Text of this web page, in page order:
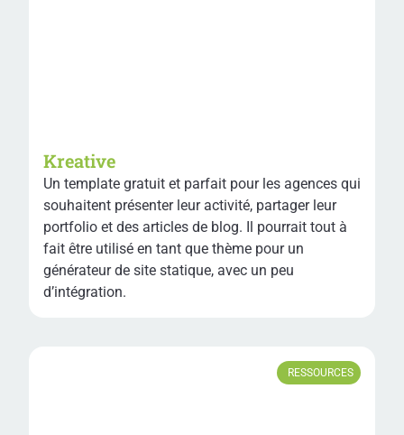
Kreative
Un template gratuit et parfait pour les agences qui
souhaitent présenter leur activité, partager leur
portfolio et des articles de blog. Il pourrait tout à
fait être utilisé en tant que thème pour un
générateur de site statique, avec un peu
d’intégration.
RESSOURCES